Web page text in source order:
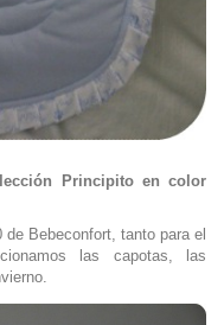
Principito en color
Bebeconfort, tanto para el
las capotas, las